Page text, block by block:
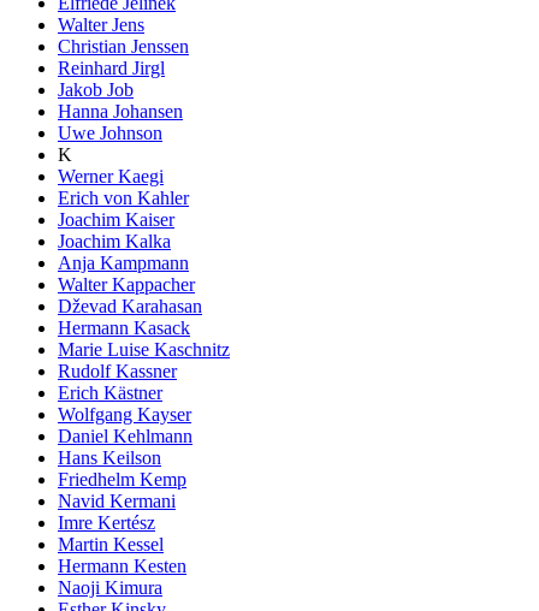
Walter Jens
Christian Jenssen
Reinhard Jirgl
Jakob Job
Hanna Johansen
Uwe Johnson
K
Werner Kaegi
Erich von Kahler
Joachim Kaiser
Joachim Kalka
Anja Kampmann
Walter Kappacher
Dževad Karahasan
Hermann Kasack
Marie Luise Kaschnitz
Rudolf Kassner
Erich Kästner
Wolfgang Kayser
Daniel Kehlmann
Hans Keilson
Friedhelm Kemp
Navid Kermani
Imre Kertész
Martin Kessel
Hermann Kesten
Naoji Kimura